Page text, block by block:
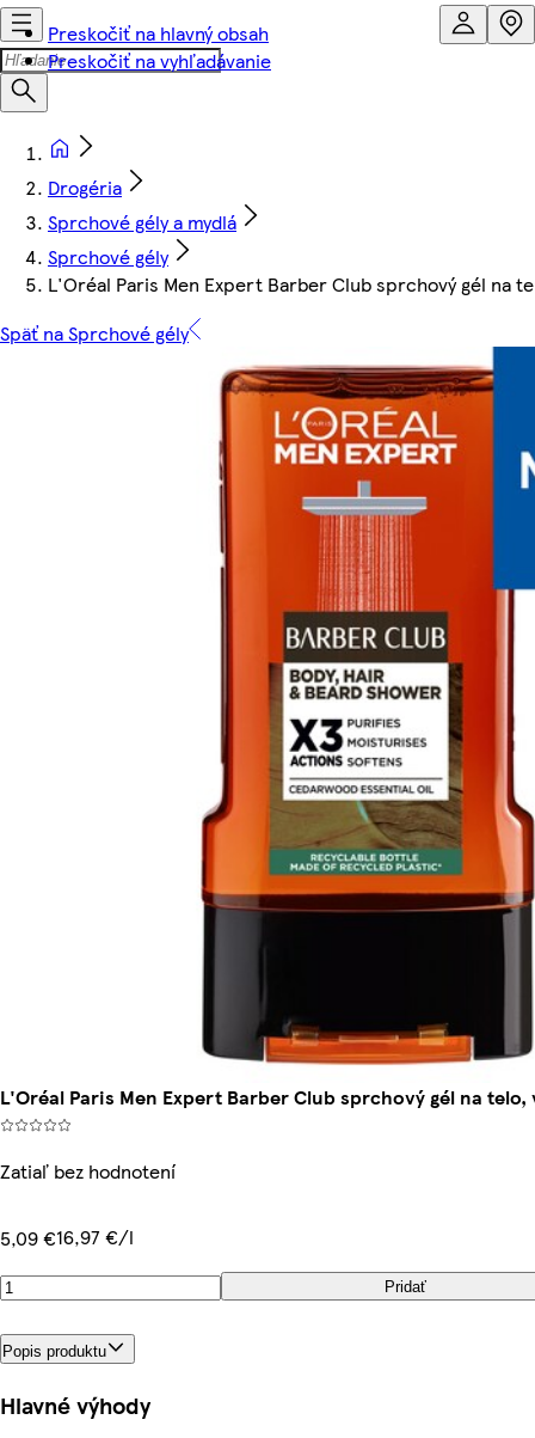
Preskočiť na hlavný obsah
Preskočiť na vyhľadávanie
Drogéria
Sprchové gély a mydlá
Sprchové gély
L'Oréal Paris Men Expert Barber Club sprchový gél na
Späť na Sprchové gély
L'Oréal Paris Men Expert Barber Club sprchový gél na
Zatiaľ bez hodnotení
5,09 €16,97 €/l
Pridať
Popis produktu
Hlavné výhody